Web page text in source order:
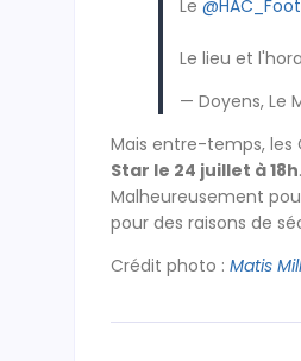
Le @HAC_Foot
Le lieu et
— Doyens, Le
Mais entre-temps, les
Star le 24 juillet à 18h
Malheureusement
pour des raisons de
Crédit photo : Matis